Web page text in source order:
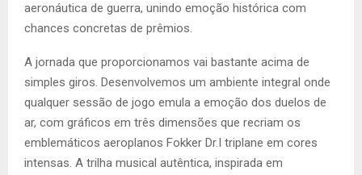
aeronáutica de guerra, unindo emoção histórica com
chances concretas de prêmios.
A jornada que proporcionamos vai bastante acima de
simples giros. Desenvolvemos um ambiente integral onde
qualquer sessão de jogo emula a emoção dos duelos de
ar, com gráficos em três dimensões que recriam os
emblemáticos aeroplanos Fokker Dr.I triplane em cores
intensas. A trilha musical autêntica, inspirada em